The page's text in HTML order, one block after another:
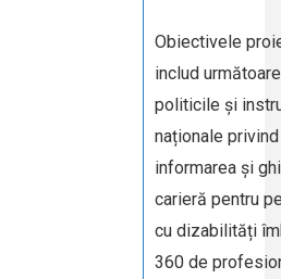
Obiectivele
includ
politicile și
naționale privind
informarea și
carieră pentru
cu dizabilități
360 de